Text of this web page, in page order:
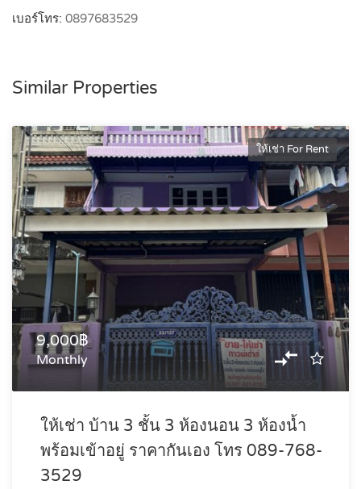
เบอร์โทร: 0897683529
Similar Properties
ให้เช่า For Rent
9,000฿
Monthly
ให้เช่า บ้าน 3 ชั้น 3 ห้องนอน 3 ห้องน้ำ
พร้อมเข้าอยู่ ราคากันเอง โทร 089-768-
3529